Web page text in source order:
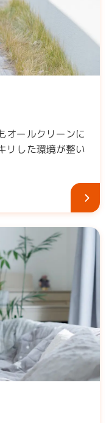
オールクリーンに
リした環境が整い